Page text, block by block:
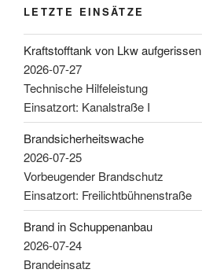
LETZTE EINSÄTZE
Kraftstofftank von Lkw aufgerissen
2026-07-27
Technische Hilfeleistung
Einsatzort: Kanalstraße I
Brandsicherheitswache
2026-07-25
Vorbeugender Brandschutz
Einsatzort: Freilichtbühnenstraße
Brand in Schuppenanbau
2026-07-24
Brandeinsatz